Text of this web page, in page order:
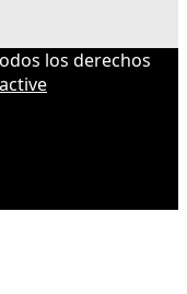
los derechos